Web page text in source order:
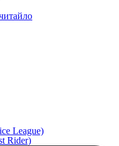
League)
Rider)